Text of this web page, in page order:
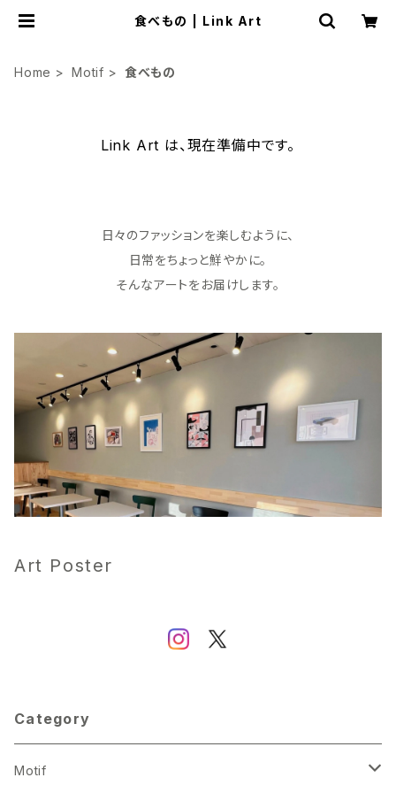
食べもの | Link Art
Home Motif 食べもの
Link Art は、現在準備中です。
日々のファッションを楽しむように、
日常をちょっと鮮やかに。
そんなアートをお届けします。
Art Poster
Category
Motif